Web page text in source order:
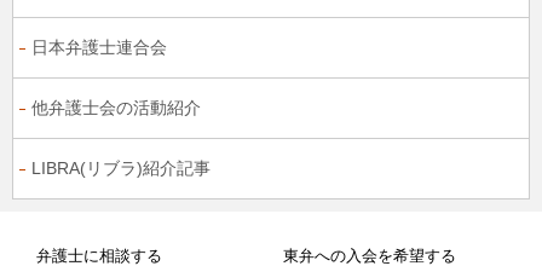
日本弁護士連合会
他弁護士会の活動紹介
LIBRA(リブラ)紹介記事
弁護士に相談する 東弁への入会を希望する